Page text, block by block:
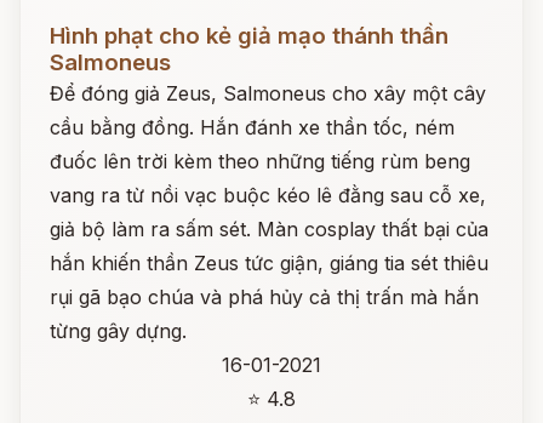
Hình phạt cho kẻ giả mạo thánh thần
Salmoneus
Để đóng giả Zeus, Salmoneus cho xây một cây
cầu bằng đồng. Hắn đánh xe thần tốc, ném
đuốc lên trời kèm theo những tiếng rùm beng
vang ra từ nồi vạc buộc kéo lê đằng sau cỗ xe,
giả bộ làm ra sấm sét. Màn cosplay thất bại của
hắn khiến thần Zeus tức giận, giáng tia sét thiêu
rụi gã bạo chúa và phá hủy cả thị trấn mà hắn
từng gây dựng.
16-01-2021
⭐ 4.8